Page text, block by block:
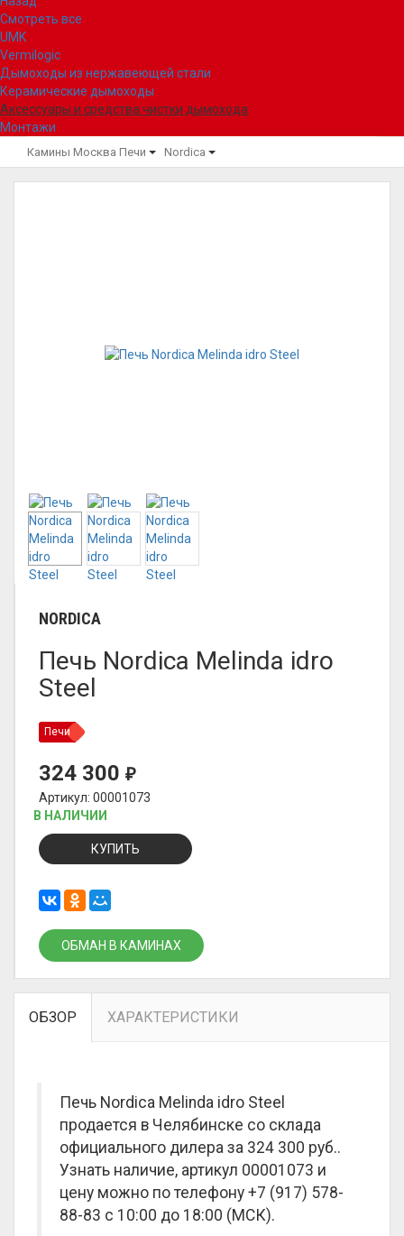
Смотреть все
UMK
Vermilogic
Дымоходы из нержавеющей стали
Керамические дымоходы
Аксессуары и средства чистки дымохода
Монтажи
Камины Москва Печи Nordica
NORDICA
Печь Nordica Melinda idro
Steel
Печи
324 300 ₽
Артикул: 00001073
В НАЛИЧИИ
КУПИТЬ
ОБМАН В КАМИНАХ
ОБЗОР ХАРАКТЕРИСТИКИ
Печь Nordica Melinda idro Steel
продается в Челябинске со склада
официального дилера за 324 300 руб..
Узнать наличие, артикул 00001073 и
цену можно по телефону +7 (917) 578-
88-83 с 10:00 до 18:00 (МСК).